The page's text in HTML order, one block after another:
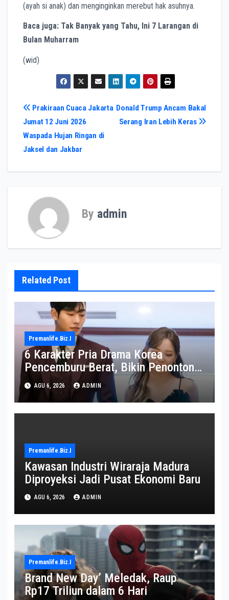
(ayah si anak) dan menginginkan merebut hak asuhnya.
Baca juga: Tak Banyak yang Tahu, Ini 7 Larangan di
Bulan Muharram
(wid)
Navigasi
pos
Donald Trump Ancam Bakal
Serang Iran Lebih Keras
Prakiraan Cuaca Jakarta
Jumat 12 Juni 2026
Waspada Hujan Ringan di
Jaksel dan Jakbar
By admin
Related Post
Premanlife.biz.i
6 Karakter Pria Drama Korea
Pencemburu Berat, Bikin Penonton
Gemas
AGU 6, 2026 ADMIN
Premanlife.biz.i
Kawasan Industri Wiraraja Madura
Diproyeksi Jadi Pusat Ekonomi Baru
AGU 6, 2026 ADMIN
Premanlife.biz.i
Brand New Day’ Meledak, Raup
Rp17 Triliun dalam 6 Hari